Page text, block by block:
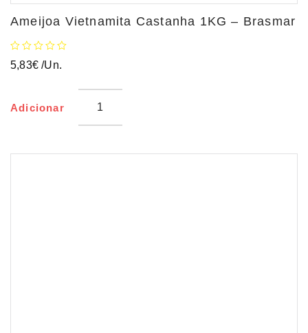
Ameijoa Vietnamita Castanha 1KG – Brasmar
5,83€ /Un.
Adicionar